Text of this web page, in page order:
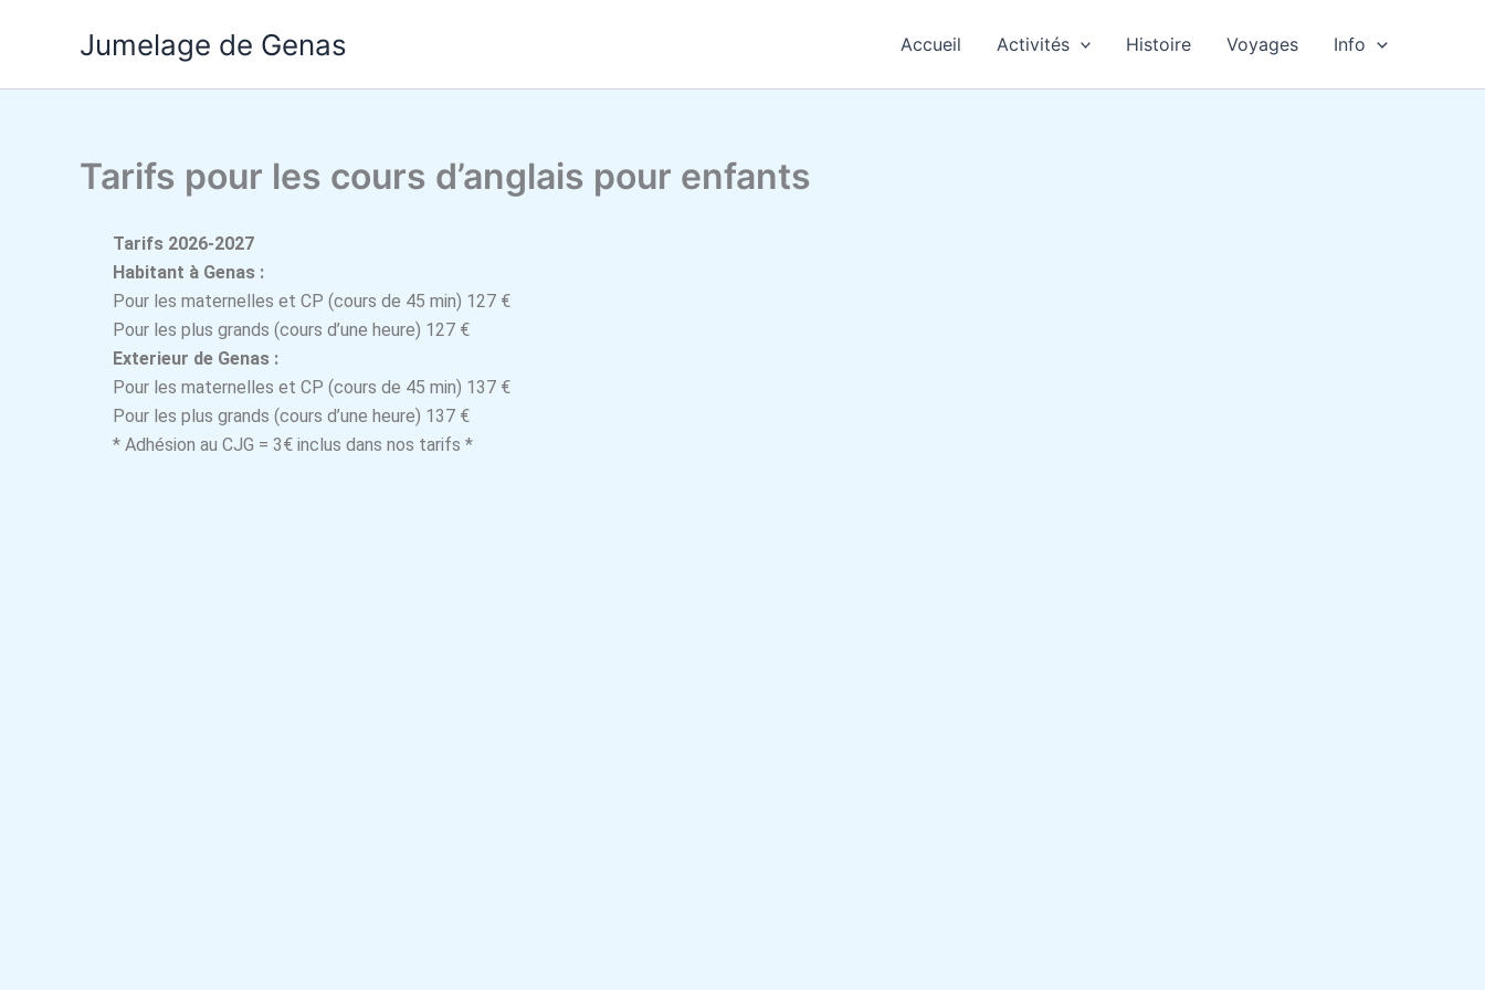
Jumelage de Genas Accueil Activités Histoire Voyages Info
Tarifs pour les cours d’anglais pour enfants
Tarifs 2026-2027
Habitant à Genas :
Pour les maternelles et CP (cours de 45 min) 127 €
Pour les plus grands (cours d’une heure) 127 €
Exterieur de Genas :
Pour les maternelles et CP (cours de 45 min) 137 €
Pour les plus grands (cours d’une heure) 137 €
* Adhésion au CJG = 3€ inclus dans nos tarifs *